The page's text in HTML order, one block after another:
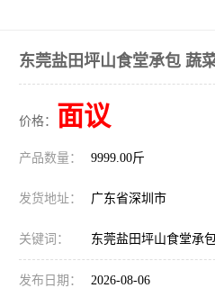
东莞盐田坪山食堂承包 蔬
价格： 面议
产品数量： 9999.00斤
发货地址： 广东省深圳市
关键词： 东莞盐田坪山食堂承
发布日期： 2026-08-06